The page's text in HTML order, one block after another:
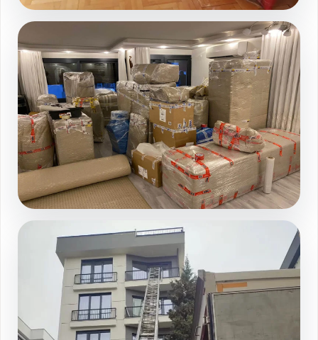
Galeri sayfasında devamını görüntüleyin
Tam kapsamli ev toplama
Galeri sayfasında devamını görüntüleyin